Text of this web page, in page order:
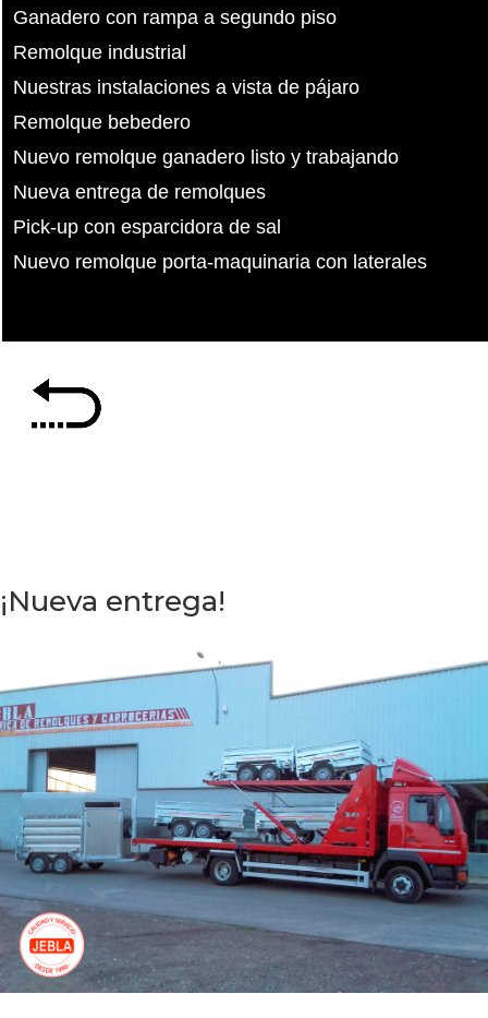
Ganadero con rampa a segundo piso
Remolque industrial
Nuestras instalaciones a vista de pájaro
Remolque bebedero
Nuevo remolque ganadero listo y trabajando
Nueva entrega de remolques
Pick-up con esparcidora de sal
Nuevo remolque porta-maquinaria con laterales
¡Nueva entrega!